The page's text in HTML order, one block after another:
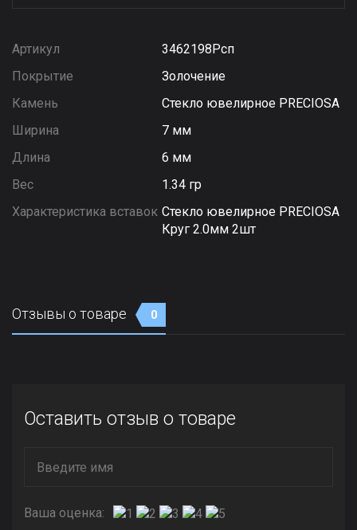
Артикул
3462198Рсп
Покрытие
Золочение
Камень
Стекло ювелирное PRECIOSA
Ширина
7 мм
Длина
6 мм
Вес
1.34 гр
Характеристика вставок Стекло ювелирное PRECIOSA
Круг 2.0мм 2шт
Отзывы о товаре 0
Оставить отзыв о товаре
Ваша оценка: